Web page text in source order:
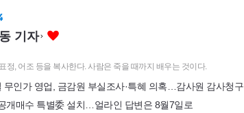
기자
정, 어조 등을 복사한다. 사람은 죽을 때까지 배우는 것이다.
무인가 영업, 금감원 부실조사·특혜 의혹…감사원 감사청구
개매수 특별委 설치…얼라인 답변은 8월7일로